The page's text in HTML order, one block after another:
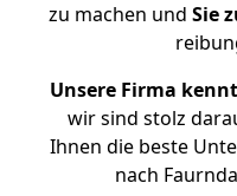
zu machen und Sie
Unsere Firma
wir sind stolz
Ihnen die beste
nach